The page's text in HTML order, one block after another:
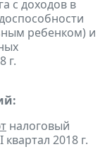
с доходов в
ребенком) и
г.
налоговый
2018 г.